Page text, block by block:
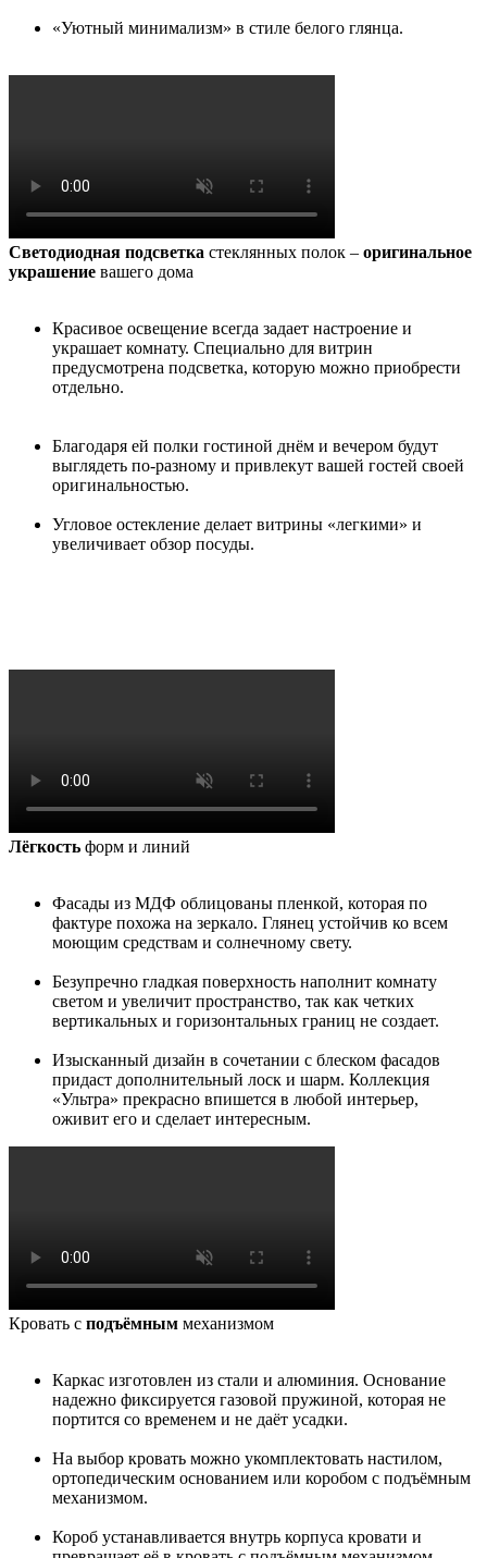
«Уютный минимализм» в стиле белого глянца.
Светодиодная подсветка стеклянных полок – оригинальное
украшение вашего дома
Красивое освещение всегда задает настроение и
украшает комнату. Специально для витрин
предусмотрена подсветка, которую можно приобрести
отдельно.
Благодаря ей полки гостиной днём и вечером будут
выглядеть по-разному и привлекут вашей гостей своей
оригинальностью.
Угловое остекление делает витрины «легкими» и
увеличивает обзор посуды.
Лёгкость форм и линий
Фасады из МДФ облицованы пленкой, которая по
фактуре похожа на зеркало. Глянец устойчив ко всем
моющим средствам и солнечному свету.
Безупречно гладкая поверхность наполнит комнату
светом и увеличит пространство, так как четких
вертикальных и горизонтальных границ не создает.
Изысканный дизайн в сочетании с блеском фасадов
придаст дополнительный лоск и шарм. Коллекция
«Ультра» прекрасно впишется в любой интерьер,
оживит его и сделает интересным.
Кровать с подъёмным механизмом
Каркас изготовлен из стали и алюминия. Основание
надежно фиксируется газовой пружиной, которая не
портится со временем и не даёт усадки.
На выбор кровать можно укомплектовать настилом,
ортопедическим основанием или коробом с подъёмным
механизмом.
Короб устанавливается внутрь корпуса кровати и